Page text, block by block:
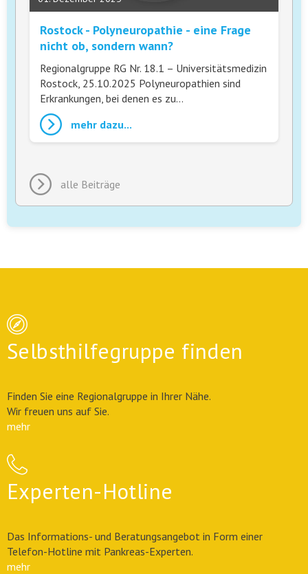
Rostock - Polyneuropathie - eine Frage
nicht ob, sondern wann?
Regionalgruppe RG Nr. 18.1 – Universitätsmedizin
Rostock, 25.10.2025 Polyneuropathien sind
Erkrankungen, bei denen es zu…
mehr dazu...
alle Beiträge
Selbsthilfegruppe finden
Finden Sie eine Regionalgruppe in Ihrer Nähe.
Wir freuen uns auf Sie.
mehr
Experten-Hotline
Das Informations- und Beratungsangebot in Form einer
Telefon-Hotline mit Pankreas-Experten.
mehr